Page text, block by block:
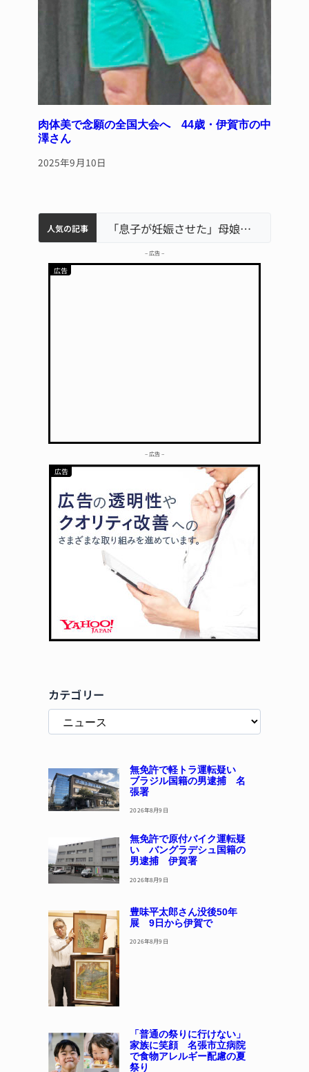
肉体美で念願の全国大会へ 44歳・伊賀市の中
澤さん
2025年9月10日
人気の記事
名張市水道料金47％値上げへ 答申案、審議会で大筋まとまる
中学校の陶壁モニュメント 地元建設会社がボランティアで清掃 伊賀名張市立病院のDMAT、熊本地震の被災地へ 能登以来3回目の派遣 「息子が妊娠させた」母娘だまされ400万円詐欺被害 名張
– 広告 –
– 広告 –
カテゴリー
無免許で軽トラ運転疑い
ブラジル国籍の男逮捕 名
張署
2026年8月9日
無免許で原付バイク運転疑
い バングラデシュ国籍の
男逮捕 伊賀署
2026年8月9日
豊味平太郎さん没後50年
展 9日から伊賀で
2026年8月9日
「普通の祭りに行けない」
家族に笑顔 名張市立病院
で食物アレルギー配慮の夏
祭り